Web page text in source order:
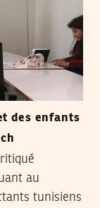
des enfants
au
tunisiens